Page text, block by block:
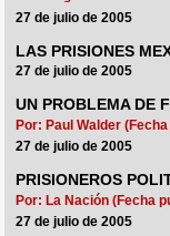
27 de julio de 2005
LAS PRISIONES
27 de julio de 2005
UN PROBLEMA DE
Por: Paul Walder
27 de julio de 2005
PRISIONEROS
Por: La Nación (Fecha
27 de julio de 2005